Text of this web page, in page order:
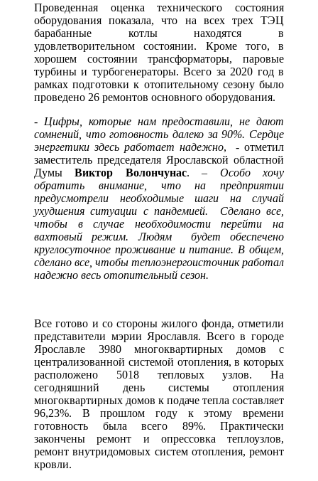
Проведенная оценка технического состояния
оборудования показала, что на всех трех ТЭЦ
барабанные котлы находятся в
удовлетворительном состоянии. Кроме того, в
хорошем состоянии трансформаторы, паровые
турбины и турбогенераторы. Всего за 2020 год в
рамках подготовки к отопительному сезону было
проведено 26 ремонтов основного оборудования.
- Цифры, которые нам предоставили, не дают
сомнений, что готовность далеко за 90%. Сердце
энергетики здесь работает надежно, - отметил
заместитель председателя Ярославской областной
ДумыВиктор Волончунас. – Особо хочу
обратить внимание, что на предприятии
предусмотрели необходимые шаги на случай
ухудшения ситуации с пандемией. Сделано все,
чтобы в случае необходимости перейти на
вахтовый режим. Людям будет обеспечено
круглосуточное проживание и питание. В общем,
сделано все, чтобы теплоэнергоисточник работал
надежно весь отопительный сезон.
Все готово и со стороны жилого фонда, отметили
представители мэрии Ярославля. Всего в городе
Ярославле 3980 многоквартирных домов с
централизованной системой отопления, в которых
расположено 5018 тепловых узлов. На
сегодняшний день системы отопления
многоквартирных домов к подаче тепла составляет
96,23%. В прошлом году к этому времени
готовность была всего 89%. Практически
закончены ремонт и опрессовка теплоузлов,
ремонт внутридомовых систем отопления, ремонт
кровли.